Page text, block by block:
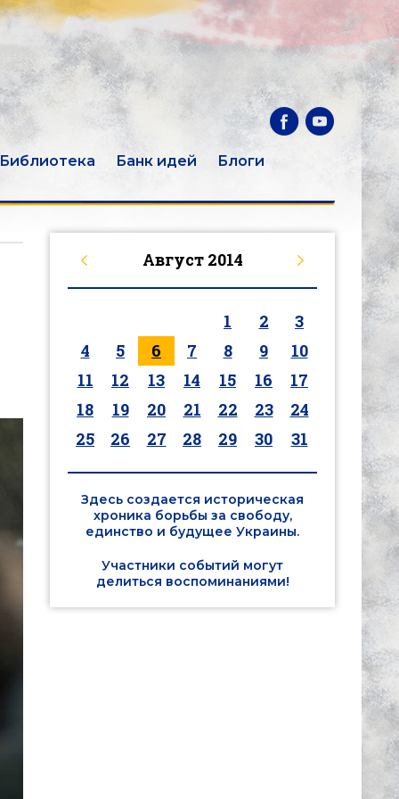
Библиотека Банк идей Блоги
Август 2014
1 2
3
4
5 6 7 8 9
10
11
12 13 14 15 16
17
18
19 20 21 22 23
24
25
26 27 28 29 30 31
Здесь создается историческая
хроника борьбы за свободу,
единство и будущее Украины.
Участники событий могут
делиться воспоминаниями!